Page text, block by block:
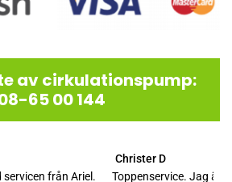
av cirkulationspump:
65 00 144